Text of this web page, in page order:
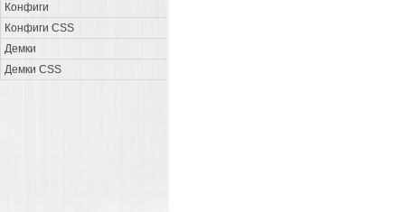
Конфиги
Конфиги CSS
Демки
Демки CSS